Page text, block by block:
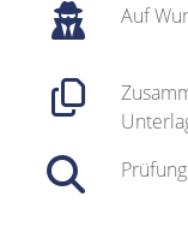
Auf